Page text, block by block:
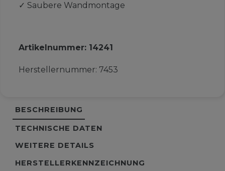
✓ Saubere Wandmontage
Artikelnummer: 14241
Herstellernummer: 7453
BESCHREIBUNG
TECHNISCHE DATEN
WEITERE DETAILS
HERSTELLERKENNZEICHNUNG